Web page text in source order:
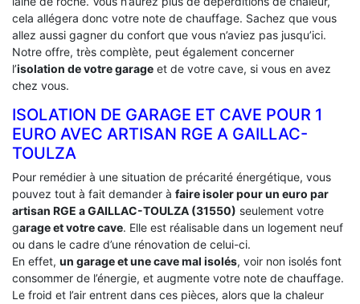
cela allégera donc votre note de chauffage. Sachez que vous
allez aussi gagner du confort que vous n’aviez pas jusqu’ici.
Notre offre, très complète, peut également concerner
l’isolation de votre garage et de votre cave, si vous en avez
chez vous.
ISOLATION DE GARAGE ET CAVE POUR 1
EURO AVEC ARTISAN RGE A GAILLAC-
TOULZA
Pour remédier à une situation de précarité énergétique, vous
pouvez tout à fait demander à faire isoler pour un euro par
artisan RGE a GAILLAC-TOULZA (31550) seulement votre
garage et votre cave. Elle est réalisable dans un logement neuf
ou dans le cadre d’une rénovation de celui-ci.
En effet, un garage et une cave mal isolés, voir non isolés font
consommer de l’énergie, et augmente votre note de chauffage.
Le froid et l’air entrent dans ces pièces, alors que la chaleur